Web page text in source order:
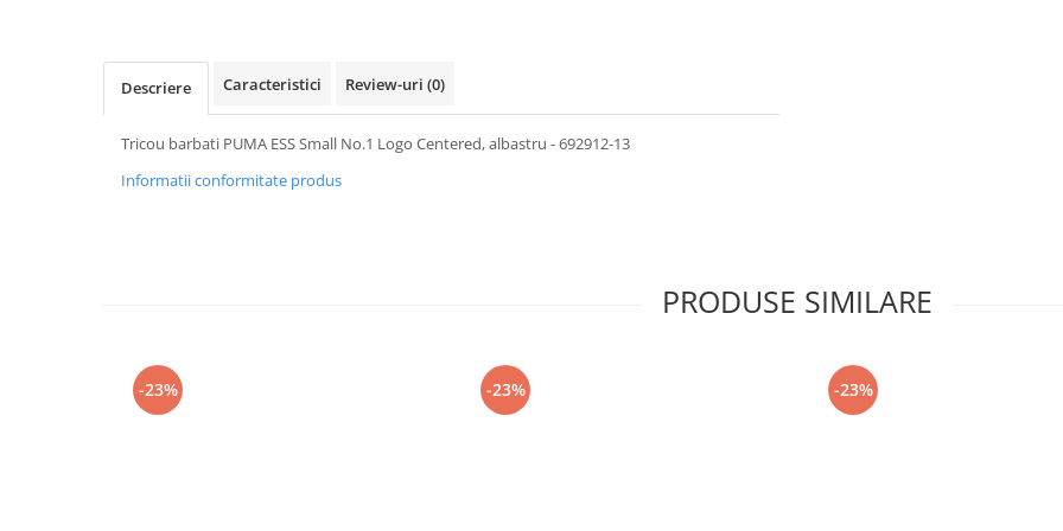
Descriere Caracteristici Review-uri (0)
Tricou barbati PUMA ESS Small No.1 Logo Centered, albastru - 692912-13
Informatii conformitate produs
PRODUSE SIMILARE
-23% -23% -23%